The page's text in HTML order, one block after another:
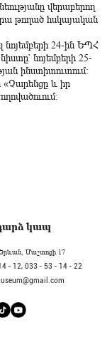
վերաբերող
նրա թողած հսկայական
նոյեմբերի 24-ին ԵՊՀ
նոյեմբերի 25-
ինստիտուտում։
«Չարենցը և իր
կապ
Մաշտոցի 17
- 12, 033 - 53 - 14 - 22